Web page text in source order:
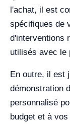
l'achat, il est
spécifiques de
d'interventions
utilisés avec le
En outre, il est
démonstration
personnalisé
budget et à